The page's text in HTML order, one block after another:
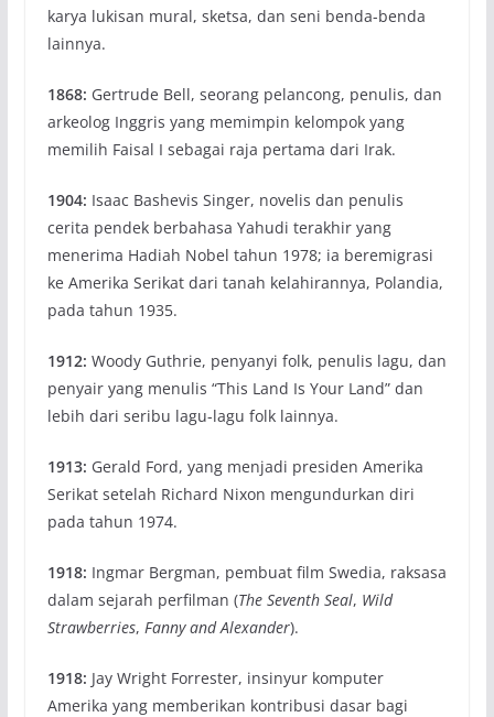
karya lukisan mural, sketsa, dan seni benda-benda
lainnya.
1868: Gertrude Bell, seorang pelancong, penulis, dan
arkeolog Inggris yang memimpin kelompok yang
memilih Faisal I sebagai raja pertama dari Irak.
1904: Isaac Bashevis Singer, novelis dan penulis
cerita pendek berbahasa Yahudi terakhir yang
menerima Hadiah Nobel tahun 1978; ia beremigrasi
ke Amerika Serikat dari tanah kelahirannya, Polandia,
pada tahun 1935.
1912: Woody Guthrie, penyanyi folk, penulis lagu, dan
penyair yang menulis “This Land Is Your Land” dan
lebih dari seribu lagu-lagu folk lainnya.
1913: Gerald Ford, yang menjadi presiden Amerika
Serikat setelah Richard Nixon mengundurkan diri
pada tahun 1974.
1918: Ingmar Bergman, pembuat film Swedia, raksasa
dalam sejarah perfilman (The Seventh Seal, Wild
Strawberries, Fanny and Alexander).
1918: Jay Wright Forrester, insinyur komputer
Amerika yang memberikan kontribusi dasar bagi